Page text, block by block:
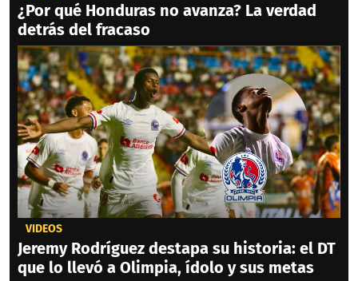
¿Por qué Honduras no avanza? La verdad
detrás del fracaso
VIDEOS
Jeremy Rodríguez destapa su historia: el DT
que lo llevó a Olimpia, ídolo y sus metas